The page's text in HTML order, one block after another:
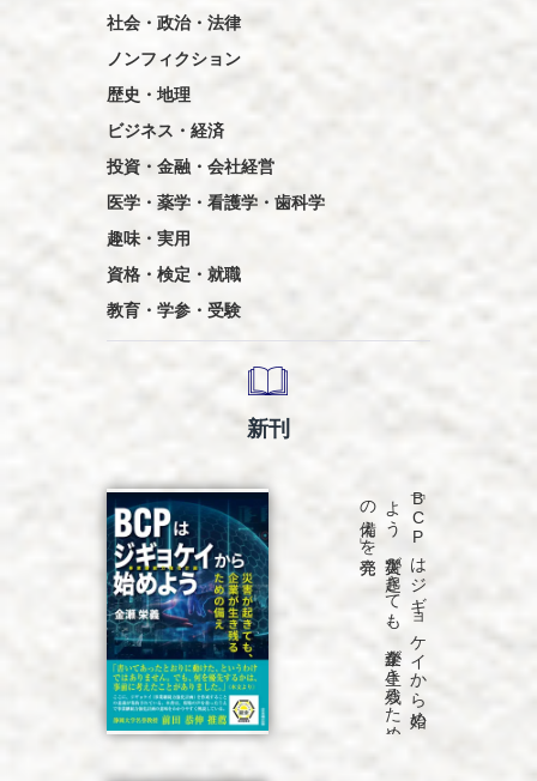
社会・政治・法律
ノンフィクション
歴史・地理
ビジネス・経済
投資・金融・会社経営
医学・薬学・看護学・歯科学
趣味・実用
資格・検定・就職
教育・学参・受験
新刊
「B
C
P
は
ジ
ギ
ョ
ケ
イ
か
ら
始め
よ
う
災害が
起き
て
も
、
企業が
生き
残る
た
め
の
備え
」を
発売